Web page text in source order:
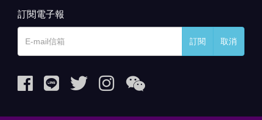
訂閱電子報
訂閱 取消